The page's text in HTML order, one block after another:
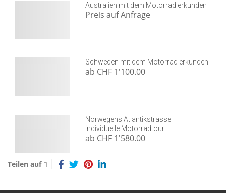
Australien mit dem Motorrad erkunden
Preis auf Anfrage
Schweden mit dem Motorrad erkunden
ab CHF 1'100.00
Norwegens Atlantikstrasse –
individuelle Motorradtour
ab CHF 1'580.00
Teilen auf